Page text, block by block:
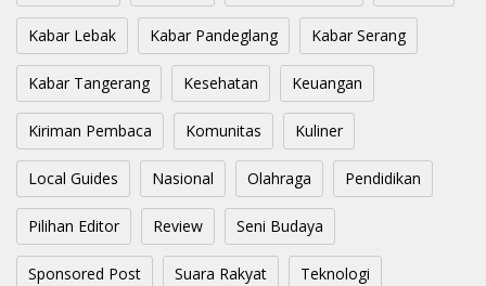
Kabar Lebak Kabar Pandeglang Kabar Serang
Kabar Tangerang Kesehatan Keuangan
Kiriman Pembaca Komunitas Kuliner
Local Guides Nasional Olahraga Pendidikan
Pilihan Editor Review Seni Budaya
Sponsored Post Suara Rakyat Teknologi